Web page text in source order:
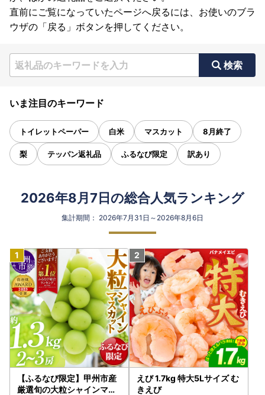
直前にご覧になっていたページへ戻るには、お使いのブラ
ウザの「戻る」ボタンを押してください。
検索
いま注目のキーワード
トイレットペーパー 白米 マスカット 8月終了
梨 テッパン返礼品 ふるなび限定 訳あり
2026年8月7日の総合人気ランキング
集計期間： 2026年7月31日～2026年8月6日
【ふるなび限定】甲州市産
厳選旬の大粒シャインマス
えび 1.7kg 特大5Lサイズ む
きえび